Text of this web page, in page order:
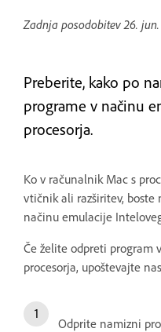
Zadnja posodobitev26.
Preberite, kako po
programe v načinu
procesorja.
Ko v računalnik Mac s
vtičnik ali razširitev,
načinu emulacije
Če želite odpreti program
procesorja, upoštevajte
Odprite namizni